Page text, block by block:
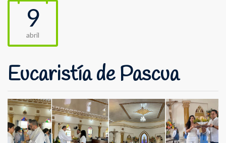
9
abril
Eucaristía de Pascua